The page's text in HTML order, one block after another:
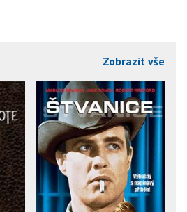
Zobrazit vše